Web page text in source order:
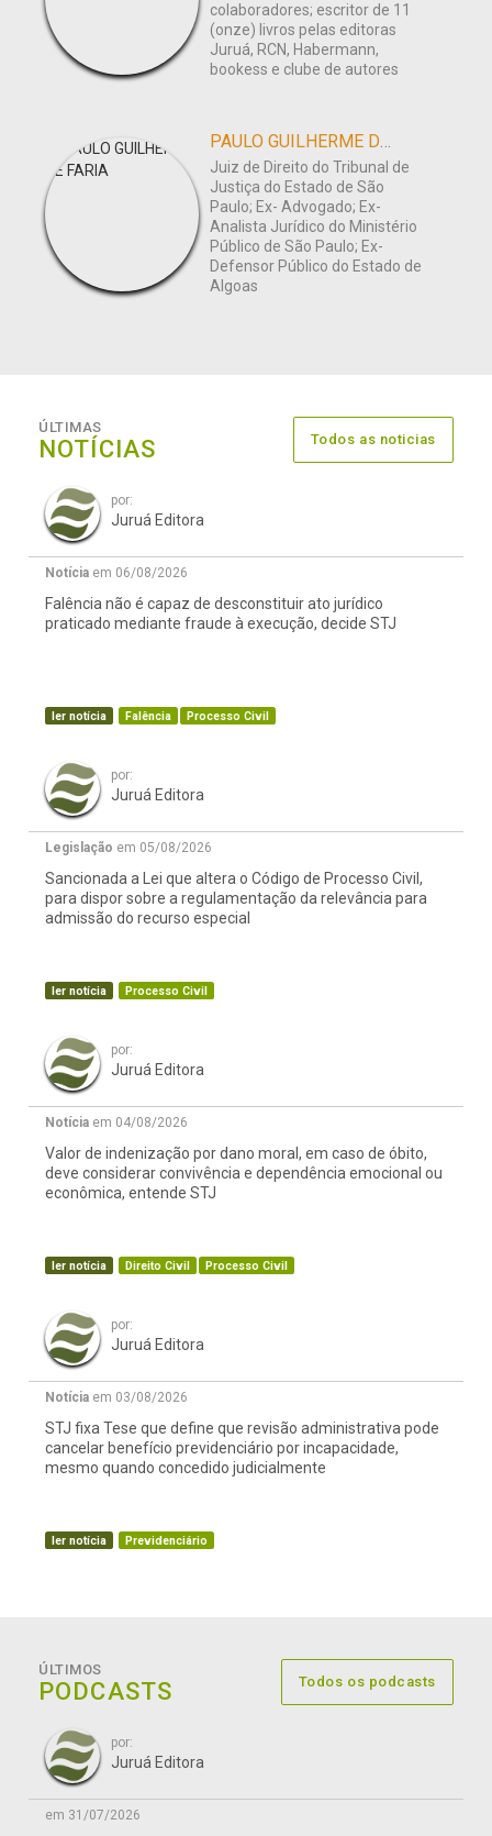
colaboradores; escritor de 11
(onze) livros pelas editoras
Juruá, RCN, Habermann,
bookess e clube de autores
PAULO GUILHERME DE FARIA
Juiz de Direito do Tribunal de
Justiça do Estado de São
Paulo; Ex- Advogado; Ex-
Analista Jurídico do Ministério
Público de São Paulo; Ex-
Defensor Público do Estado de
Algoas
ÚLTIMAS
NOTÍCIAS Todos as noticias
por:
Juruá Editora
Notícia em 06/08/2026
Falência não é capaz de desconstituir ato jurídico
praticado mediante fraude à execução, decide STJ
ler notícia Falência Processo Civil
por:
Juruá Editora
Legislação em 05/08/2026
Sancionada a Lei que altera o Código de Processo Civil,
para dispor sobre a regulamentação da relevância para
admissão do recurso especial
ler notícia Processo Civil
por:
Juruá Editora
Notícia em 04/08/2026
Valor de indenização por dano moral, em caso de óbito,
deve considerar convivência e dependência emocional ou
econômica, entende STJ
ler notícia Direito Civil Processo Civil
por:
Juruá Editora
Notícia em 03/08/2026
STJ fixa Tese que define que revisão administrativa pode
cancelar benefício previdenciário por incapacidade,
mesmo quando concedido judicialmente
ler notícia Previdenciário
ÚLTIMOS
PODCASTS Todos os podcasts
por:
Juruá Editora
em 31/07/2026